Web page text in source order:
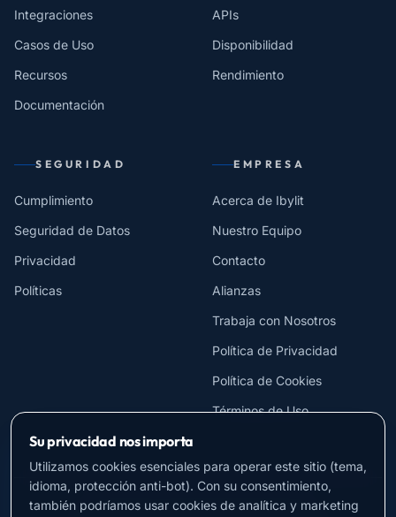
Integraciones
Casos de Uso
Recursos
Documentación
APIs
Disponibilidad
Rendimiento
SEGURIDAD
Cumplimiento
Seguridad de Datos
Privacidad
Políticas
EMPRESA
Acerca de Ibylit
Nuestro Equipo
Contacto
Alianzas
Trabaja con Nosotros
Política de Privacidad
Política de Cookies
Términos de Uso
Su privacidad nos importa
Utilizamos cookies esenciales para operar este sitio (tema,
idioma, protección anti-bot). Con su consentimiento,
también podríamos usar cookies de analítica y marketing